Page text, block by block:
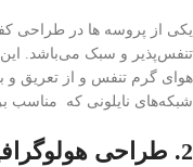
یکی از پروسه ها در طراحی
تنفس‌پذیر و سبک می‌باشد. این
هوای گرم تنفس و از تعریق و
شبکه‌های نایلونی که مناسب
2. طراحی هولوگرافیک: